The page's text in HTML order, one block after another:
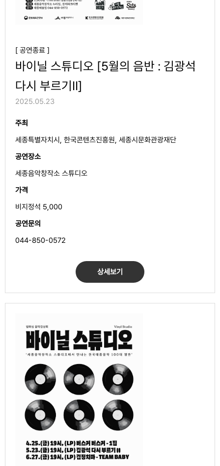
[ 공연종료 ]
바이닐 스튜디오 [5월의 음반 : 김광석
다시 부르기Ⅱ]
2025.05.23
주최
세종특별자치시, 한국콘텐츠진흥원, 세종시문화관광재단
공연장소
세종음악창작소 스튜디오
가격
비지정석 5,000
공연문의
044-850-0572
상세보기